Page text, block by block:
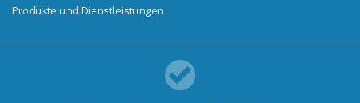
Produkte und Dienstleistungen